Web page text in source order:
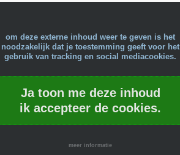
om deze externe inhoud weer te geven is het
noodzakelijk dat je toestemming geeft voor het
gebruik van tracking en social mediacookies.
Ja toon me deze inhoud
ik accepteer de cookies.
meer informatie